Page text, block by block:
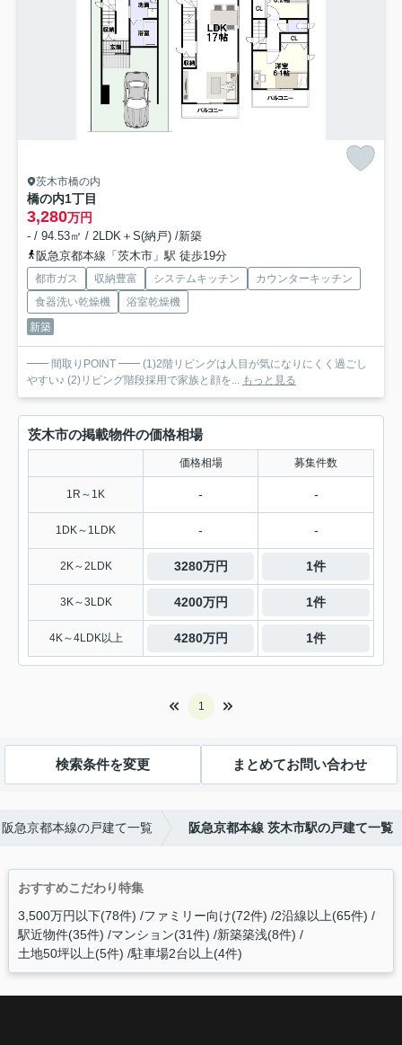
茨木市橋の内
橋の内1丁目
3,280万円
- / 94.53㎡ / 2LDK＋S(納戸) /新築
阪急京都本線「茨木市」駅 徒歩19分
都市ガス 収納豊富 システムキッチン
カウンターキッチン
食器洗い乾燥機
浴室乾燥機
新築
━━ 間取りPOINT ━━ (1)2階リビングは人目が気になりにくく過ごし
やすい♪ (2)リビング階段採用で家族と顔を... もっと見る
茨木市の掲載物件の価格相場
価格相場 募集件数
1R～1K - -
1DK～1LDK - -
2K～2LDK 3280万円 1件
3K～3LDK 4200万円 1件
4K～4LDK以上 4280万円 1件
1
検索条件を変更 まとめてお問い合わせ
阪急京都本線の戸建て一覧 阪急京都本線 茨木市駅の戸建て一覧
おすすめこだわり特集
3,500万円以下(78件) ファミリー向け(72件) 2沿線以上(65件)
駅近物件(35件) マンション(31件) 新築築浅(8件)
土地50坪以上(5件) 駐車場2台以上(4件)